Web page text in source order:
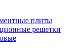
плиты
решетки